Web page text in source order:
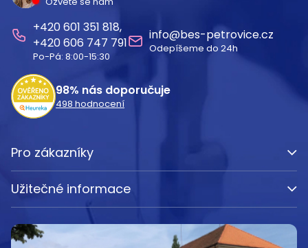
601 351 818
606 747 791
Po-Pá: 8:00-15:30
info@bes-petrovice.cz
Odepíšeme do 24h
98% nás doporučuje
498 hodnocení
Pro zákazníky
Užitečné informace